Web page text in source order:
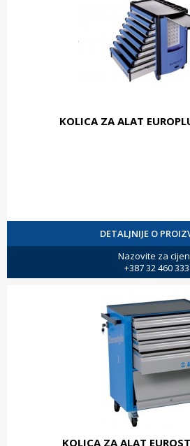
KOLICA ZA ALAT
DETALJNIJE O
Nazovite za
+387 32 460 333
KOLICA ZA ALAT